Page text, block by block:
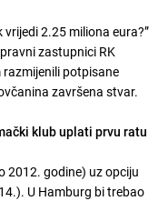
2.25 miliona eura?”
zastupnici RK
razmijenili potpisane
završena stvar.
klub uplati prvu ratu
2012. godine) uz opciju
U Hamburg bi trebao